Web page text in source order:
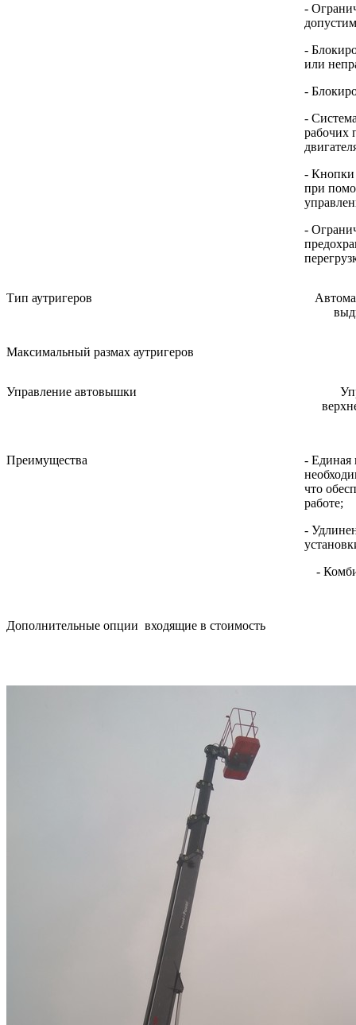
-
-
или
-
-
рабочих
- Кнопки
при
-
Тип аутригеров
Максимальный размах аутригеров
Управление автовышки
Преимущества
- Единая
что
работе;
-
-
Дополнительные опции входящие в стоимость